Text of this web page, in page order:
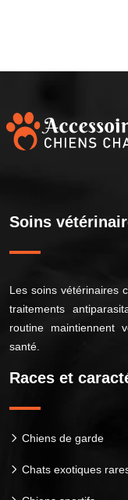
Soins
Les soins vétérinaires
traitements
routine maintiennent
santé.
Races et
Chiens de garde
Chats exotiques